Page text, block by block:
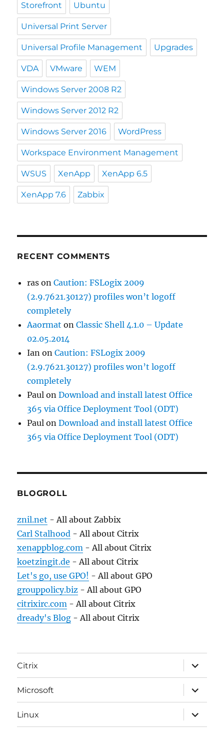
Storefront Ubuntu
Universal Print Server
Universal Profile Management Upgrades
VDA VMware WEM
Windows Server 2008 R2
Windows Server 2012 R2
Windows Server 2016 WordPress
Workspace Environment Management
WSUS XenApp XenApp 6.5
XenApp 7.6 Zabbix
RECENT COMMENTS
ras onCaution: FSLogix 2009
(2.9.7621.30127) profiles won’t logoff
completely
Aaormat onClassic Shell 4.1.0 – Update
02.05.2014
Ian onCaution: FSLogix 2009
(2.9.7621.30127) profiles won’t logoff
completely
Paul onDownload and install latest Office
365 via Office Deployment Tool (ODT)
Paul onDownload and install latest Office
365 via Office Deployment Tool (ODT)
BLOGROLL
znil.net - All about Zabbix
Carl Stalhood - All about Citrix
xenappblog.com - All about Citrix
koetzingit.de - All about Citrix
Let's go, use GPO! - All about GPO
grouppolicy.biz - All about GPO
citrixirc.com - All about Citrix
dready's Blog - All about Citrix
Citrix
expand
child
menu
Microsoft
expand
child
menu
Linux
expand
child
menu